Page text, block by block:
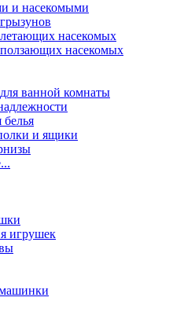
и насекомыми
насекомых
насекомых
ванной комнаты
и ящики
игрушек